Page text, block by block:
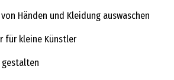
Händen und Kleidung auswaschen
für kleine Künstler
gestalten